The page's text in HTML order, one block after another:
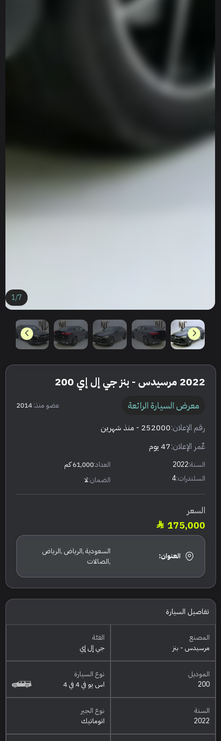
1/7
2022 مرسيدس - بنز جي إل إي 200
معرض السيارة الرائعة عضو منذ:2014
رقم الإعلان:252000 - منذ شهرين
عٌمر الإعلان:47 يوم
السنة:2022 العداد:61,000 كم
السلندرات:4 الضمان:لا
السعر
175,000
العنوان:
السعودية ,الرياض ,الرياض
,الصالات
تفاصيل السيارة
المصنع
مرسيدس - بنز
الفئة
جي إل إي
الموديل
200
نوع السيارة
اس يو في 4 في 4
السنة
2022
نوع الجير
اتوماتيك